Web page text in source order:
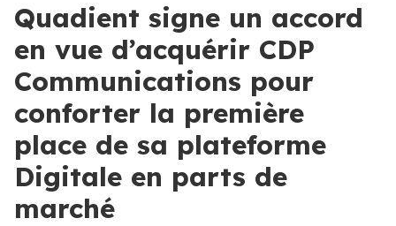
Quadient signe un accord
en vue d’acquérir CDP
Communications pour
conforter la première
place de sa plateforme
Digitale en parts de
marché